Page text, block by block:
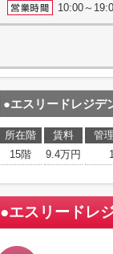
10:00～
●エスリードレジデ
所在階 賃料 管
15階
9.4万円
●エスリードレ